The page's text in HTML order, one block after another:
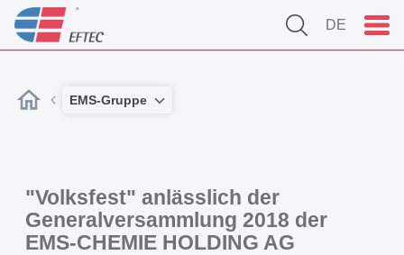
DE
EMS-Gruppe
"Volksfest" anlässlich der
Generalversammlung 2018 der
EMS-CHEMIE HOLDING AG